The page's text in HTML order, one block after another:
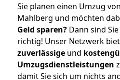
Sie planen einen Umzug
Mahlberg und möchten
Geld sparen? Dann sind
richtig! Unser Netzwerk
zuverlässige und
Umzugsdienstleistungen
damit Sie sich um nichts